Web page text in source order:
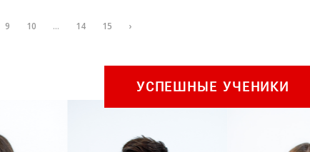
9 10 ... 14 15 ›
УСПЕШНЫЕ УЧЕНИКИ